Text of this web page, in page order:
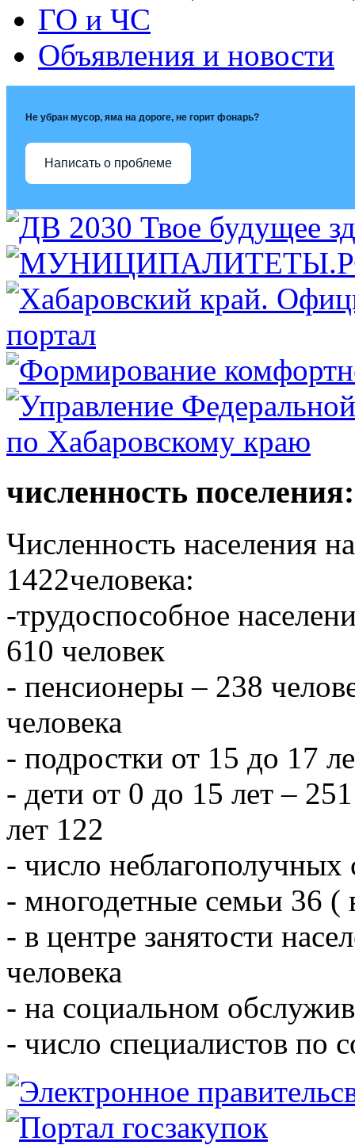
ГО и ЧС
Объявления и новости
Не убран мусор, яма на дороге, не горит фонарь?
Написать о проблеме
численность поселения:
Численность населения
1422человека:
-трудоспособное
610 человек
- пенсионеры – 238
человека
- подростки от 15 до 17
- дети от 0 до 15 лет –
лет 122
- число
- многодетные семьи 36 (
- в центре занятости
человека
- на социальном
- число специалистов по